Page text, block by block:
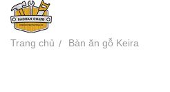
Trang chủ Bàn ăn gỗ Keira